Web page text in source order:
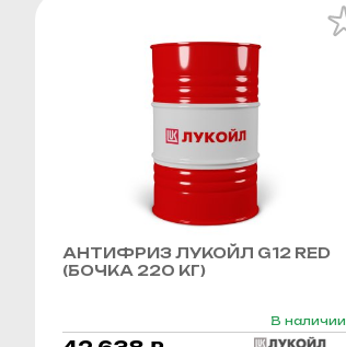
АНТИФРИЗ ЛУКОЙЛ G12 RED
(БОЧКА 220 КГ)
В наличии